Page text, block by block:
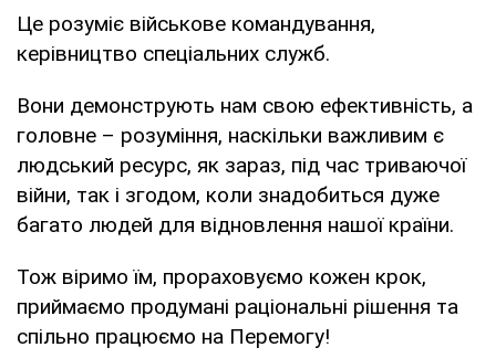
Це розуміє військове командування,
керівництво спеціальних служб.
Вони демонструють нам свою ефективність, а
головне – розуміння, наскільки важливим є
людський ресурс, як зараз, під час триваючої
війни, так і згодом, коли знадобиться дуже
багато людей для відновлення нашої країни.
Тож віримо їм, прораховуємо кожен крок,
приймаємо продумані раціональні рішення та
спільно працюємо на Перемогу!